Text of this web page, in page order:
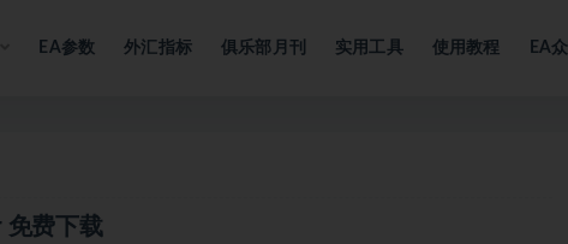
EA参数 外汇指标 俱乐部月刊 实用工具 使用教程 EA
免费下载